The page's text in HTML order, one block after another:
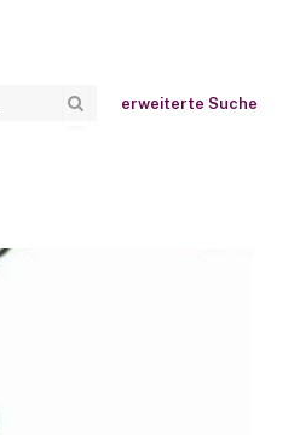
erweiterte Suche